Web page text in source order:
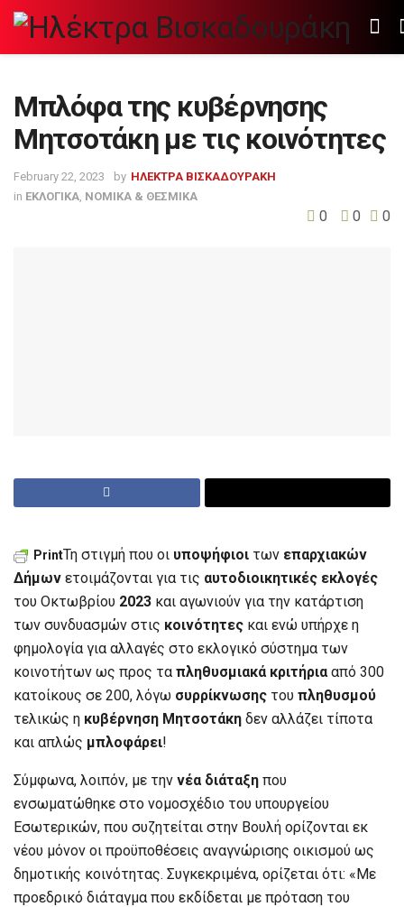
Μπλόφα της κυβέρνησης
Μητσοτάκη με τις κοινότητες
February 22, 2023 by ΗΛΕΚΤΡΑ ΒΙΣΚΑΔΟΥΡΑΚΗ
in ΕΚΛΟΓΙΚΑ ΝΟΜΙΚΑ & ΘΕΣΜΙΚΑ
0 0 0
PrintΤη στιγμή που οι υποψήφιοι των επαρχιακών
Δήμων ετοιμάζονται για τις αυτοδιοικητικές εκλογές
του Οκτωβρίου 2023 και αγωνιούν για την κατάρτιση
των συνδυασμών στις κοινότητες και ενώ υπήρχε η
φημολογία για αλλαγές στο εκλογικό σύστημα των
κοινοτήτων ως προς τα πληθυσμιακά κριτήρια από 300
κατοίκους σε 200, λόγω συρρίκνωσης του πληθυσμού
τελικώς η κυβέρνηση Μητσοτάκη δεν αλλάζει τίποτα
και απλώς μπλοφάρει!
Σύμφωνα, λοιπόν, με την νέα διάταξη που
ενσωματώθηκε στο νομοσχέδιο του υπουργείου
Εσωτερικών, που συζητείται στην Βουλή ορίζονται εκ
νέου μόνον οι προϋποθέσεις αναγνώρισης οικισμού ως
δημοτικής κοινότητας. Συγκεκριμένα, ορίζεται ότι: «Με
προεδρικό διάταγμα που εκδίδεται με πρόταση του